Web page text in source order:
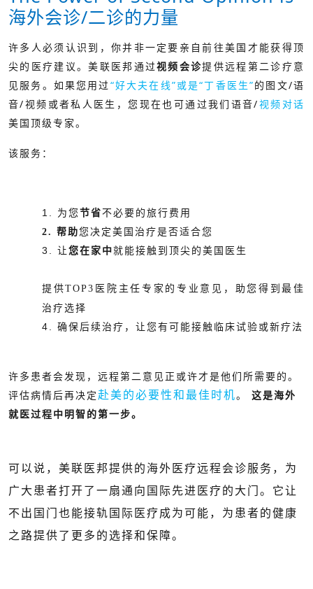
海外会诊/二诊的力量
许多人必须认识到，你并非一定要亲自前往美国才能获得顶
尖的医疗建议。美联医邦通过视频会诊提供远程第二诊疗意
见服务。 如果您用过 “好大夫在线”或是“丁香医生”的图文/语
音/视频或者私人医生，您现在也可通过我们语音/视频对话
美国顶级专家。
该服务：
1. 为您节省不必要的旅行费用
2. 帮助您决定美国治疗是否适合您
3. 让您在家中就能接触到顶尖的美国医生
提供TOP3 医院主任专家的专业意见，助您得到最佳
治疗选择
4. 确保后续治疗，让您有可能接触临床试验或新疗法
许多患者会发现，远程第二意见正或许才是他们所需要的。
评估病情后再决定赴美的必要性和最佳时机。
这是海外
就医过程中明智的第一步。
可以说，美联医邦提供的海外医疗远程会诊服务，为
广大患者打开了一扇通向国际先进医疗的大门。它让
不出国门也能接轨国际医疗成为可能，为患者的健康
之路提供了更多的选择和保障。